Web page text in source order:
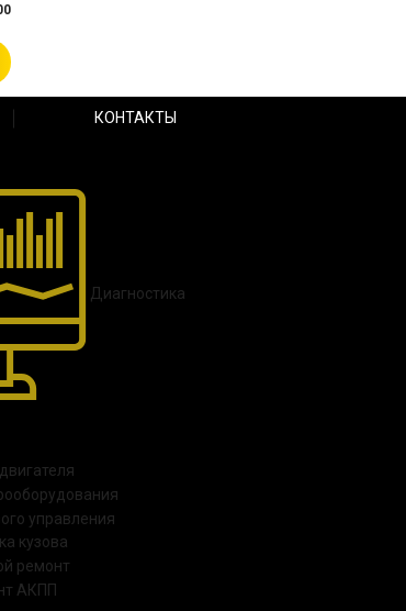
КОНТАКТЫ
Диагностика
управления
кузова
ремонт
АКПП